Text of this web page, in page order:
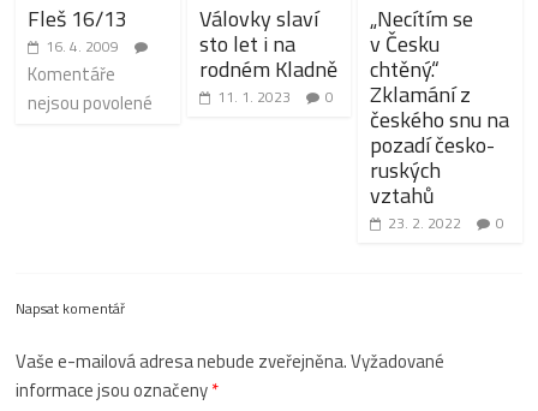
Fleš 16/13
16. 4. 2009
Komentáře
nejsou povolené
Válovky slaví
sto let i na
rodném Kladně
11. 1. 2023 0
„Necítím se
v Česku
chtěný.“
Zklamání z
českého snu na
pozadí česko-
ruských
vztahů
23. 2. 2022 0
Napsat komentář
Vaše e-mailová adresa nebude zveřejněna.Vyžadované
informace jsou označeny*